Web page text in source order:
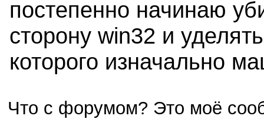
постепенно начинаю
сторону win32 и
которого изначально
Что с форумом? Это моё